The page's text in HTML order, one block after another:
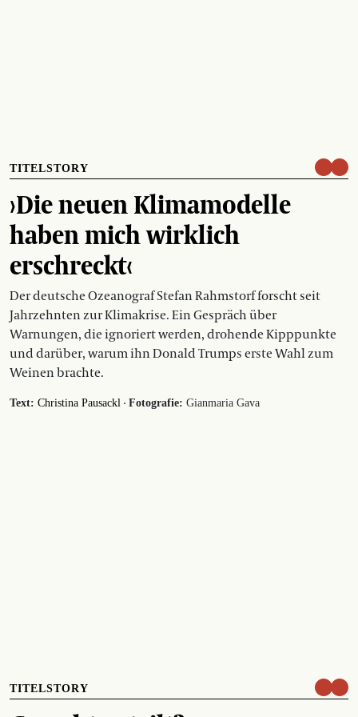
TITELSTORY
›Die neuen Klimamodelle
haben mich wirklich
erschreckt‹
Der deutsche Ozeanograf Stefan Rahmstorf forscht seit
Jahrzehnten zur Klimakrise. Ein Gespräch über
Warnungen, die ignoriert werden, drohende Kipppunkte
und darüber, warum ihn Donald Trumps erste Wahl zum
Weinen brachte.
Text: Christina Pausackl · Fotografie: Gianmaria Gava
TITELSTORY